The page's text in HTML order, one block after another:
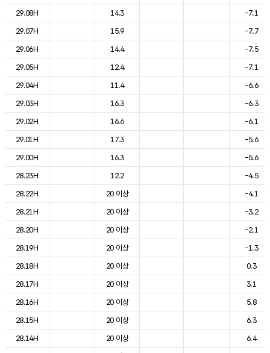
29.08H
14.3
-7.1
29.07H
15.9
-7.7
29.06H
14.4
-7.5
29.05H
12.4
-7.1
29.04H
11.4
-6.6
29.03H
16.3
-6.3
29.02H
16.6
-6.1
29.01H
17.3
-5.6
29.00H
16.3
-5.6
28.23H
12.2
-4.5
28.22H
20 이상
-4.1
28.21H
20 이상
-3.2
28.20H
20 이상
-2.1
28.19H
20 이상
-1.3
28.18H
20 이상
0.3
28.17H
20 이상
3.1
28.16H
20 이상
5.8
28.15H
20 이상
6.3
28.14H
20 이상
6.4